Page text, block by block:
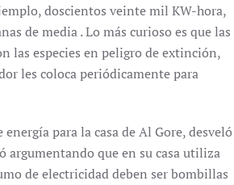
doscientos veinte mil KW-hora,
de media . Lo más curioso es que las
las especies en peligro de extinción,
les coloca periódicamente para
para la casa de Al Gore, desveló
argumentando que en su casa utiliza
de electricidad deben ser bombillas